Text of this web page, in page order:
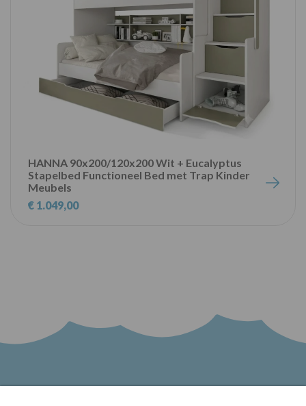
HANNA 90x200/120x200 Wit + Eucalyptus
Stapelbed Functioneel Bed met Trap Kinder
Meubels
€ 1.049,00